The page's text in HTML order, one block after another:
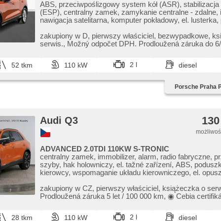
ABS, przeciwpoślizgowy system kół (ASR), stabilizacja
(ESP), centralny zamek, zamykanie centralne - zdalne,
nawigacja satelitarna, komputer pokładowy, el. lusterka,
wielofunkcyjna, napęd 4x4, wspomaganie układu
przyciemniane szyby, hands free, czujnik deszczu, hak
wycieraczka tylna, fotele sportowe, kanapa tylna
światła do jazdy dziennej, reflektory LED, parkovací
kierownica, przycisk start, relingi dachowe, parkovací
klimatronic, czujnik reflektorów, asystent martwego
únavy řidiče, czujnik klocków hamulcowych
zakupiony w D,​ pierwszy właściciel,​ bezwypadkowe,​
serwis.,​ Možný odpočet DPH. Prodloužená záruka do
52 tkm 110 kW 2 l diesel
Porsche Praha
Audi Q3
ADVANCED 2.0TDI 110KW S-TRONIC
centralny zamek, immobilizer, alarm, radio fabryczne,
szyby, hak holowniczy, el. tažné zařízení, ABS,
kierowcy, wspomaganie układu kierowniczego, el.
hands free, stabilizacja podwozia (ESP), zamykanie
zdalne, przeciwpoślizgowy system kół (ASR), parkovací
relingi dachowe, czujnik deszczu, kierownica
zakupiony w CZ,​ pierwszy właściciel,​ książeczka o
Prodloužená záruka 5 let / 100 000 km,​ ◉​ Cebia
28 tkm 110 kW 2 l diesel